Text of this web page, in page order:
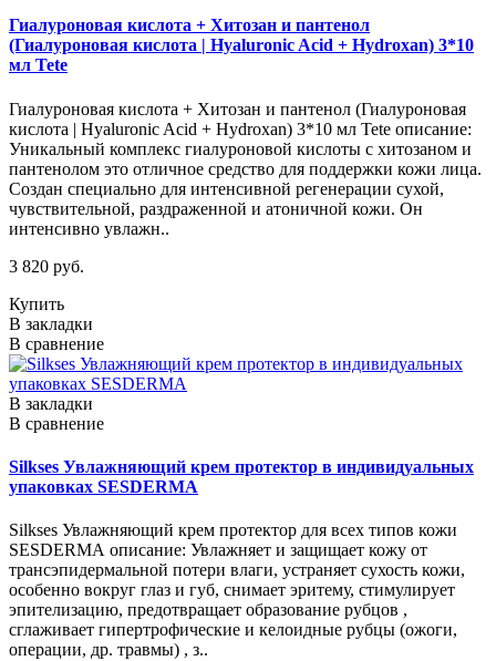
Гиалуроновая кислота + Хитозан и пантенол
(Гиалуроновая кислота | Hyaluronic Acid + Hydroxan) 3*10
мл Tete
Гиалуроновая кислота + Хитозан и пантенол (Гиалуроновая
кислота | Hyaluronic Acid + Hydroxan) 3*10 мл Tete описание:
Уникальный комплекс гиалуроновой кислоты с хитозаном и
пантенолом это отличное средство для поддержки кожи лица.
Создан специально для интенсивной регенерации сухой,
чувствительной, раздраженной и атоничной кожи. Он
интенсивно увлажн..
3 820 руб.
Купить
В закладки
В сравнение
В закладки
В сравнение
Silkses Увлажняющий крем протектор в индивидуальных
упаковках SESDERMA
Silkses Увлажняющий крем протектор для всех типов кожи
SESDERMA описание: Увлажняет и защищает кожу от
трансэпидермальной потери влаги, устраняет сухость кожи,
особенно вокруг глаз и губ, снимает эритему, стимулирует
эпителизацию, предотвращает образование рубцов ,
сглаживает гипертрофические и келоидные рубцы (ожоги,
операции, др. травмы) , з..